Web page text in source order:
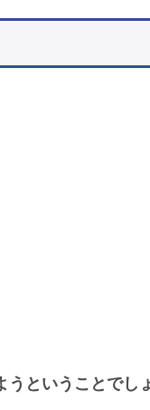
ということでし